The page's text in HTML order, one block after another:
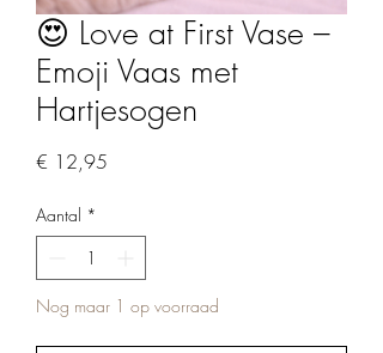
😍 Love at First Vase –
Emoji Vaas met
Hartjesogen
€ 12,95
Aantal *
Nog maar 1 op voorraad